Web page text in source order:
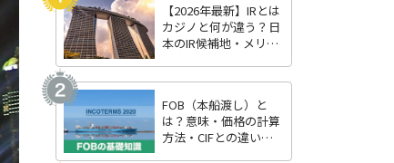
【2026年最新】IRとは
カジノと何が違う？日
本のIR候補地・メリッ
FOB（本船渡し）と
は？意味・価格の計算
方法・CIFとの違いを